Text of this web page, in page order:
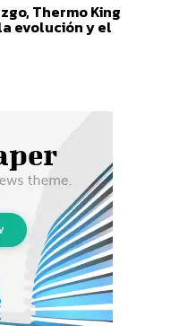
Thermo King
evolución y el